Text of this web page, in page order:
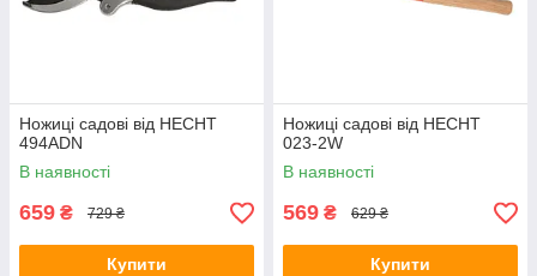
Ножиці садові від HECHT
494ADN
В наявності
659 ₴ 729 ₴
Купити
Ножиці садові від HECHT
023-2W
В наявності
569 ₴ 629 ₴
Купити